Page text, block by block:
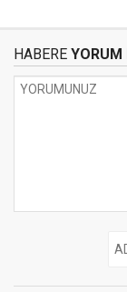
HABERE YORUM